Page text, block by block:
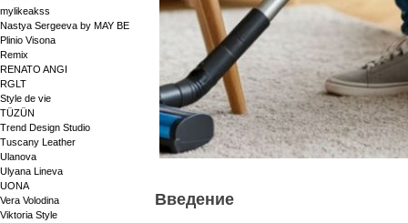
mylikeakss
Nastya Sergeeva by MAY BE
Plinio Visona
Remix
RENATO ANGI
RGLT
Style de vie
TÜZÜN
Trend Design Studio
Tuscany Leather
Ulanova
Ulyana Lineva
UONA
Vera Volodina
Viktoria Style
Введение